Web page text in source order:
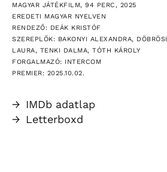
MAGYAR JÁTÉKFILM, 94 PERC, 2025
EREDETI MAGYAR NYELVEN
RENDEZŐ: DEÁK KRISTÓF
SZEREPLŐK: BAKONYI ALEXANDRA, DÖBRÖSI
LAURA, TENKI DALMA, TÓTH KÁROLY
FORGALMAZÓ: INTERCOM
PREMIER: 2025.10.02.
→ IMDb adatlap
→ Letterboxd